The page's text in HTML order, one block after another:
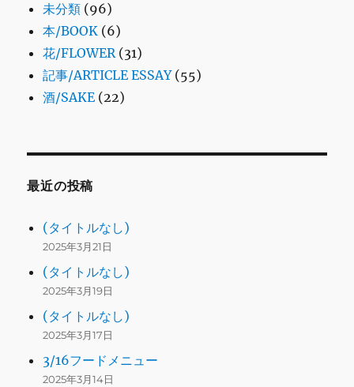
未分類 (96)
本/BOOK (6)
花/FLOWER(31)
記事/ARTICLE ESSAY(55)
酒/SAKE (22)
最近の投稿
(タイトルなし)
2025年3月21日
(タイトルなし)
2025年3月19日
(タイトルなし)
2025年3月17日
3/16フードメニュー
2025年3月14日